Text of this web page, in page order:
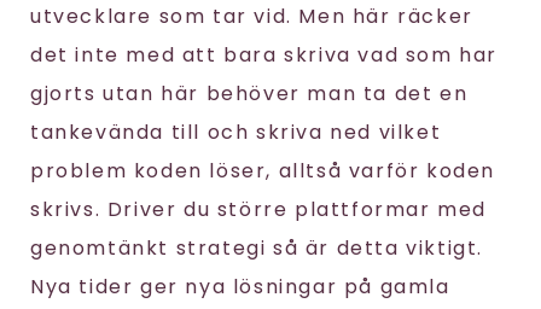
utvecklare som tar vid. Men här räcker
det inte med att bara skriva vad som har
gjorts utan här behöver man ta det en
tankevända till och skriva ned vilket
problem koden löser, alltså varför koden
skrivs. Driver du större plattformar med
genomtänkt strategi så är detta viktigt.
Nya tider ger nya lösningar på gamla